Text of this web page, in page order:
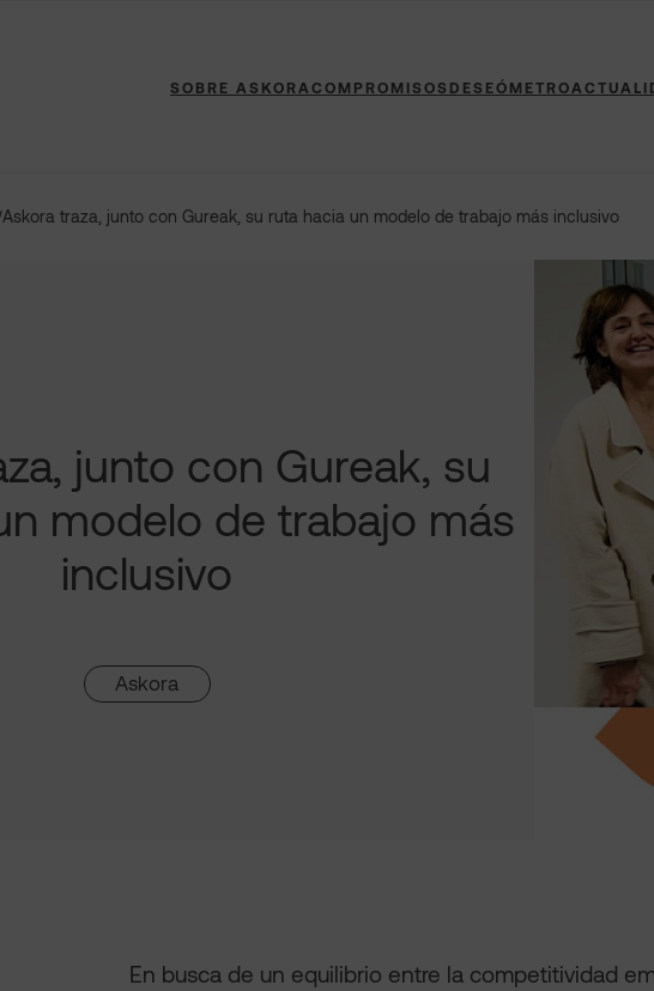
SOBRE ASKORACOMPROMISOS DESEÓMETRO
Askora traza, junto con Gureak, su ruta hacia un modelo de trabajo más inclusivo
junto con Gureak, su
modelo de trabajo más
inclusivo
Askora
En busca de un equilibrio entre la competitividad